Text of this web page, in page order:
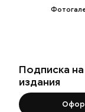
Подписка
издания